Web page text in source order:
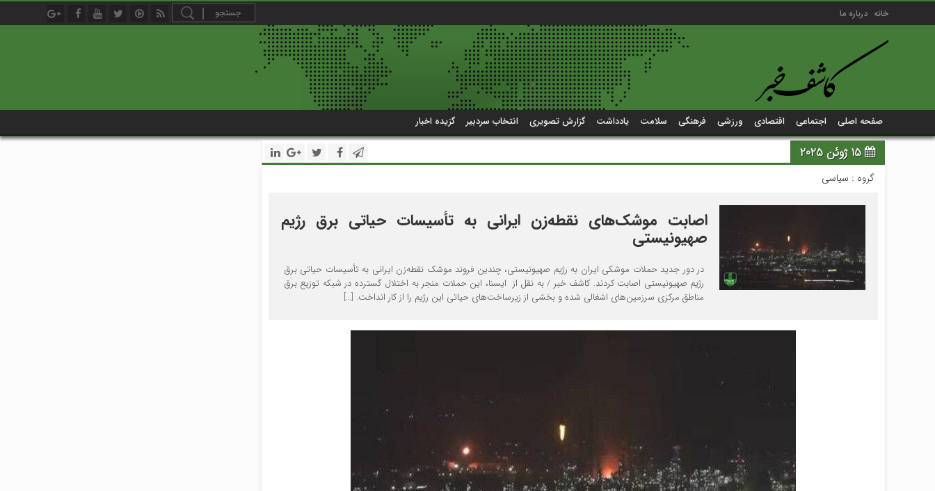
خانه درباره ما
صفحه اصلی اجتماعی اقتصادی ورزشی فرهنگی سلامت یادداشت گزارش تصویری انتخاب سردبیر گزیده اخبار
15 ژوئن 2025
گروه : سیاسی
اصابت موشک‌های نقطه‌زن ایرانی به تأسیسات حیاتی برق رژیم
صهیونیستی
در دور جدید حملات موشکی ایران به رژیم صهیونیستی، چندین فروند موشک نقطه‌زن ایرانی به تأسیسات حیاتی برق
رژیم صهیونیستی اصابت کردند. کاشف خبر / به نقل از ایسنا، این حملات منجر به اختلال گسترده در شبکه توزیع برق
مناطق مرکزی سرزمین‌های اشغالی شده و بخشی از زیرساخت‌های حیاتی این رژیم را از کار انداخت. […]